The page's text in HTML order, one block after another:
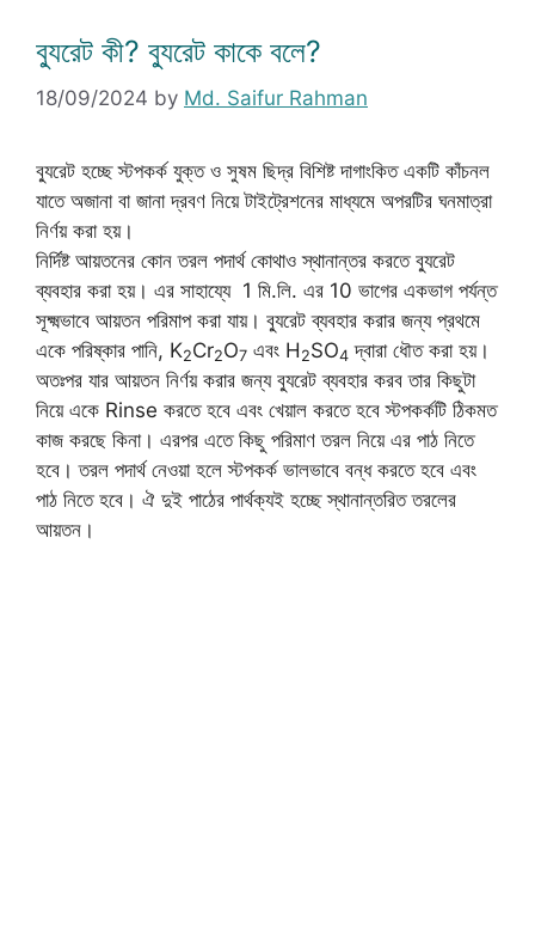
ব্যুরেট কী? ব্যুরেট কাকে বলে?
18/09/2024 by Md. Saifur Rahman
ব্যুরেট হচ্ছে স্টপকর্ক যুক্ত ও সুষম ছিদ্র বিশিষ্ট দাগাংকিত একটি কাঁচনল
যাতে অজানা বা জানা দ্রবণ নিয়ে টাইট্রেশনের মাধ্যমে অপরটির ঘনমাত্রা
নির্ণয় করা হয়।
নির্দিষ্ট আয়তনের কোন তরল পদার্থ কোথাও স্থানান্তর করতে ব্যুরেট
ব্যবহার করা হয়। এর সাহায্যে 1 মি.লি. এর 10 ভাগের একভাগ পর্যন্ত
সূক্ষ্মভাবে আয়তন পরিমাপ করা যায়। ব্যুরেট ব্যবহার করার জন্য প্রথমে
একে পরিষ্কার পানি, K2Cr2O7 এবং H 2SO4 দ্বারা ধৌত করা হয়।
অতঃপর যার আয়তন নির্ণয় করার জন্য ব্যুরেট ব্যবহার করব তার কিছুটা
নিয়ে একে Rinse করতে হবে এবং খেয়াল করতে হবে স্টপকর্কটি ঠিকমত
কাজ করছে কিনা। এরপর এতে কিছু পরিমাণ তরল নিয়ে এর পাঠ নিতে
হবে। তরল পদার্থ নেওয়া হলে স্টপকর্ক ভালভাবে বন্ধ করতে হবে এবং
পাঠ নিতে হবে। ঐ দুই পাঠের পার্থক্যই হচ্ছে স্থানান্তরিত তরলের
আয়তন।